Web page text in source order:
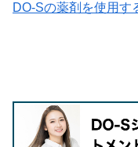
DO-Sの薬剤を使用